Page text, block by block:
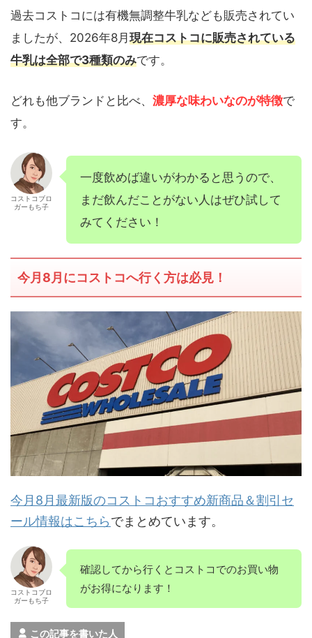
過去コストコには有機無調整牛乳なども販売されてい
ましたが、2026年8月 現在コストコに販売されている
牛乳は全部で3種類のみです。
どれも他ブランドと比べ、 濃厚な味わいなのが特徴で
す。
コストコブロ
ガーもち子
一度飲めば違いがわかると思うので、
まだ飲んだことがない人はぜひ試して
みてください！
今月8月にコストコへ行く方は必見！
今月8月最新版のコストコおすすめ新商品＆割引セ
ール情報はこちらでまとめています。
コストコブロ
ガーもち子
確認してから行くとコストコでのお買い物
がお得になります！
この記事を書いた人